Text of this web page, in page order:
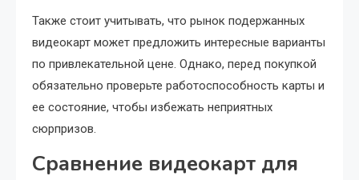
Также стоит учитывать, что рынок подержанных
видеокарт может предложить интересные варианты
по привлекательной цене. Однако, перед покупкой
обязательно проверьте работоспособность карты и
ее состояние, чтобы избежать неприятных
сюрпризов.
Сравнение видеокарт для